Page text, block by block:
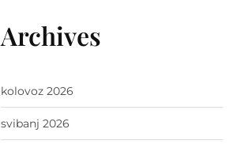
Archives
kolovoz 2026
svibanj 2026